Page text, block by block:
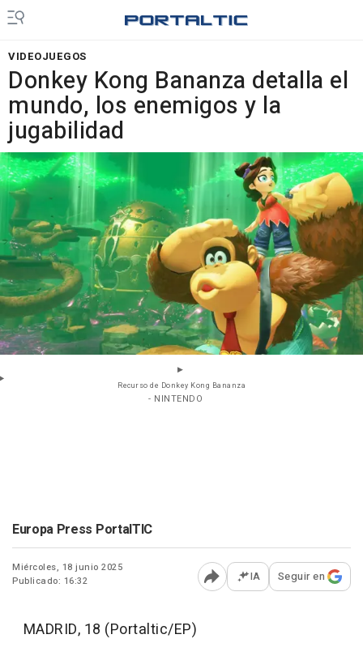
VIDEOJUEGOS
Donkey Kong Bananza detalla el
mundo, los enemigos y la
jugabilidad
Recurso de Donkey Kong Bananza
- NINTENDO
Europa Press PortalTIC
Miércoles, 18 junio 2025
Publicado: 16:32
Abrir opciones para
IA Seguir en
MADRID, 18 (Portaltic/EP)